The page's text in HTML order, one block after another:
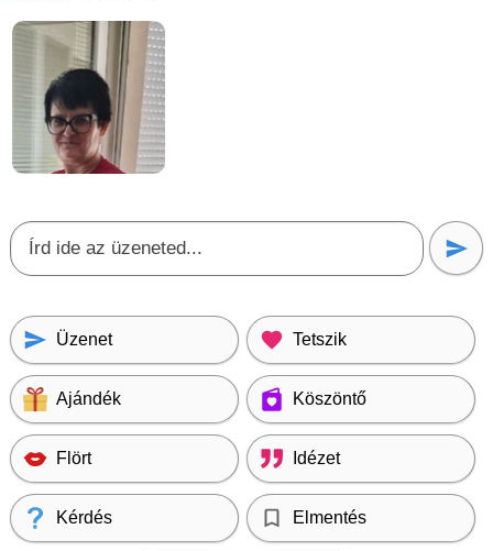
Üzenet Tetszik
Ajándék Köszöntő
Flört Idézet
Kérdés Elmentés